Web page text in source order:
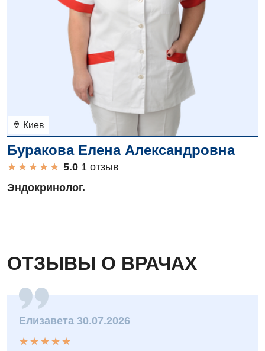
Киев
Буракова Елена Александровна
★
★
★
★
★
★ ★ ★ ★ ★
1 отзыв
Эндокринолог.
ОТЗЫВЫ О ВРАЧАХ
Елизавета 30.07.2026
★
★
★
★
★
★ ★ ★ ★ ★